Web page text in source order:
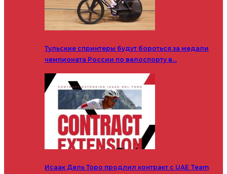
Тульские спринтеры будут бороться за медали
чемпионата России по велоспорту в…
Исаак Дель Торо продлил контракт с UAE Team